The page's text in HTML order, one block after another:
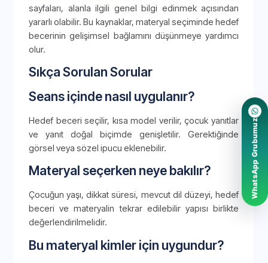
sayfaları, alanla ilgili genel bilgi edinmek açısından
yararlı olabilir. Bu kaynaklar, materyal seçiminde hedef
becerinin gelişimsel bağlamını düşünmeye yardımcı
olur.
Sıkça Sorulan Sorular
Seans içinde nasıl uygulanır?
Hedef beceri seçilir, kısa model verilir, çocuk yanıtlar
ve yanıt doğal biçimde genişletilir. Gerektiğinde
görsel veya sözel ipucu eklenebilir.
Materyal seçerken neye bakılır?
Çocuğun yaşı, dikkat süresi, mevcut dil düzeyi, hedef
beceri ve materyalin tekrar edilebilir yapısı birlikte
değerlendirilmelidir.
Bu materyal kimler için uygundur?
WhatsApp Grubumuz